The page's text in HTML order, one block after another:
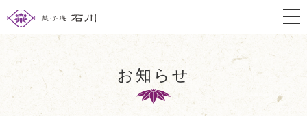
お知らせ